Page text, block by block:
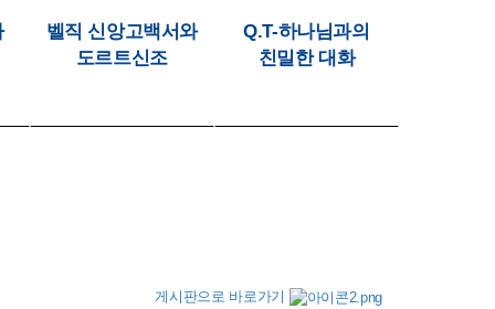
벨직 신앙고백서와
도르트신조
Q.T-하나님과의
친밀한 대화
게시판으로 바로가기